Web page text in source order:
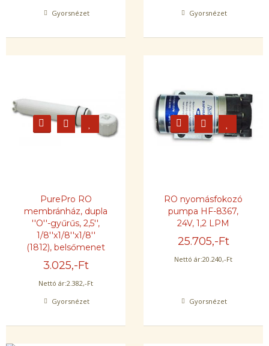
Gyorsnézet
Gyorsnézet
PurePro RO
membránház, dupla
''O''-gyűrűs, 2,5'',
1/8''x1/8''x1/8''
(1812), belsőmenet
3.025,-Ft
Nettó ár:2.382,-Ft
Gyorsnézet
RO nyomásfokozó
pumpa HF-8367,
24V, 1,2 LPM
25.705,-Ft
Nettó ár:20.240,-Ft
Gyorsnézet